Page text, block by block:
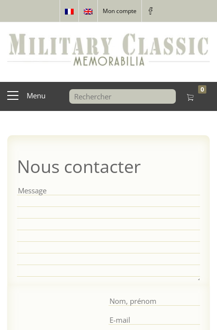
Mon compte
Menu
0
Nous contacter